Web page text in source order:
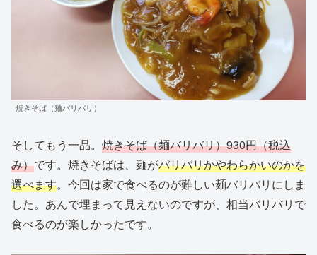
焼きそば（麺バリバリ）
そしてもう一品。 焼きそば（麺バリバリ）930円（税込
み）です。焼きそばは、麺がバリバリかやわらかいのかを
選べます。今回は家で食べるのが難しい麺バリバリにしま
した。あんで埋まって見えないのですが、相当バリバリで
食べるのが楽しかったです。